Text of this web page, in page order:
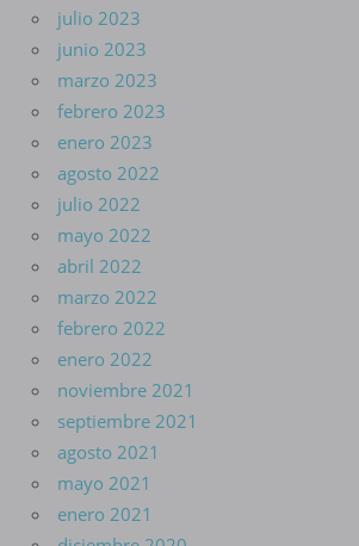
julio 2023
junio 2023
marzo 2023
febrero 2023
enero 2023
agosto 2022
julio 2022
mayo 2022
abril 2022
marzo 2022
febrero 2022
enero 2022
noviembre 2021
septiembre 2021
agosto 2021
mayo 2021
enero 2021